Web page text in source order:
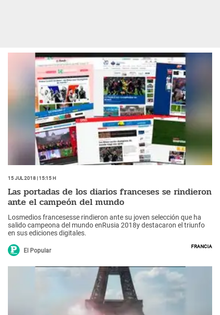
15 Jul 2018 | 15:15 h
Las portadas de los diarios franceses se rindieron
ante el campeón del mundo
Losmedios francesesse rindieron ante su joven selección que ha
salido campeona del mundo enRusia 2018y destacaron el triunfo
en sus ediciones digitales.
El Popular
Francia